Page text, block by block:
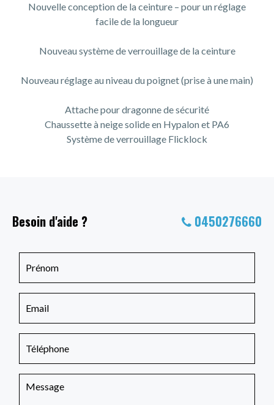
Nouvelle conception de la ceinture – pour un réglage
facile de la longueur
Nouveau système de verrouillage de la ceinture
Nouveau réglage au niveau du poignet (prise à une main)
Attache pour dragonne de sécurité
Chaussette à neige solide en Hypalon et PA6
Système de verrouillage Flicklock
Besoin d'aide ? 0450276660